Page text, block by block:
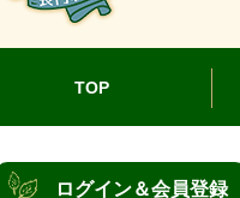
TOP
ログイン＆会員登録